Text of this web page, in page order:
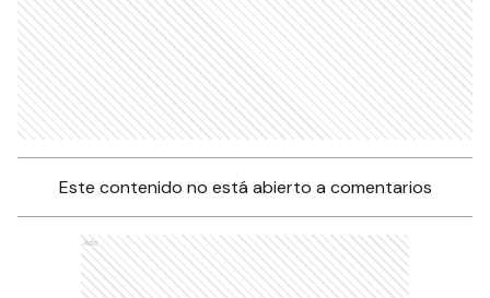
Este contenido no está abierto a comentarios
Ads